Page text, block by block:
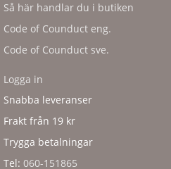
Så här handlar du i butiken
Code of Counduct eng.
Code of Counduct sve.
Logga in
Snabba leveranser
Frakt från 19 kr
Trygga betalningar
Tel: 060-151865